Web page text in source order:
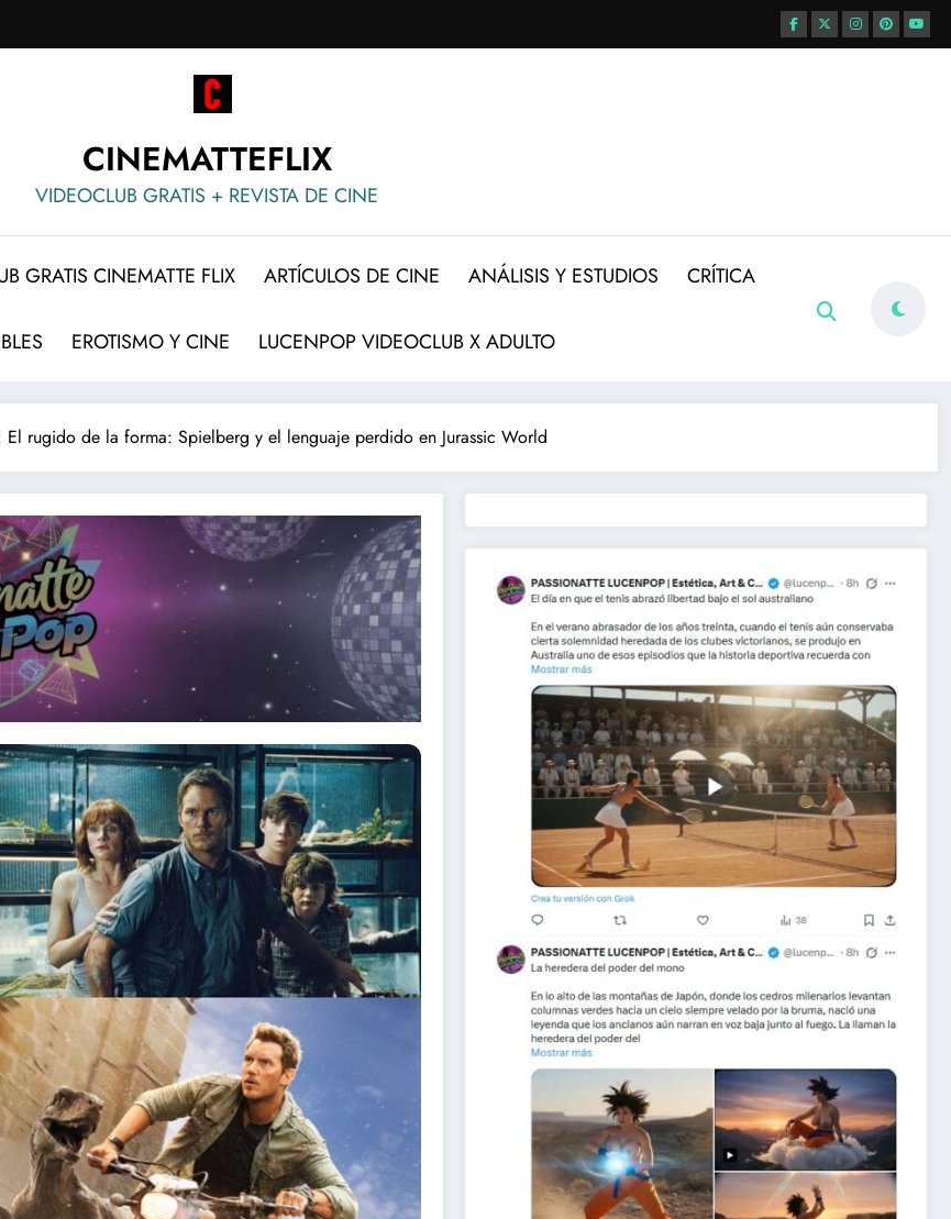
CINEMATTEFLIX
VIDEOCLUB GRATIS + REVISTA DE CINE
GRATIS CINEMATTE FLIX ARTÍCULOS DE CINE ANÁLISIS Y ESTUDIOS CRÍTICA
EROTISMO Y CINE LUCENPOP VIDEOCLUB X ADULTO
El rugido de la forma: Spielberg y el lenguaje perdido en Jurassic World